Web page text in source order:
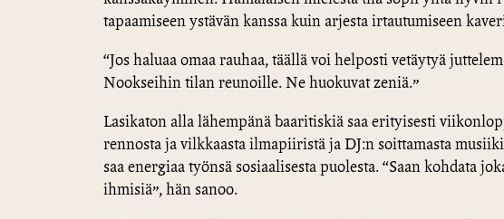
tapaamiseen ystävän kanssa kuin arjesta irtautumiseen
“Jos haluaa omaa rauhaa, täällä voi helposti vetäytyä
Nookseihin tilan reunoille. Ne huokuvat zeniä.”
Lasikaton alla lähempänä baaritiskiä saa erityisesti
rennosta ja vilkkaasta ilmapiiristä ja DJ:n soittamasta
saa energiaa työnsä sosiaalisesta puolesta. “Saan kohdata
ihmisiä”, hän sanoo.